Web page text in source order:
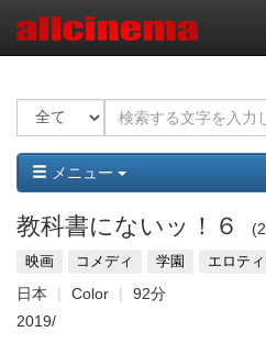
メニュー
教科書にないッ！６
映画 コメディ 学園 エロテ
日本 Color
92分
2019/